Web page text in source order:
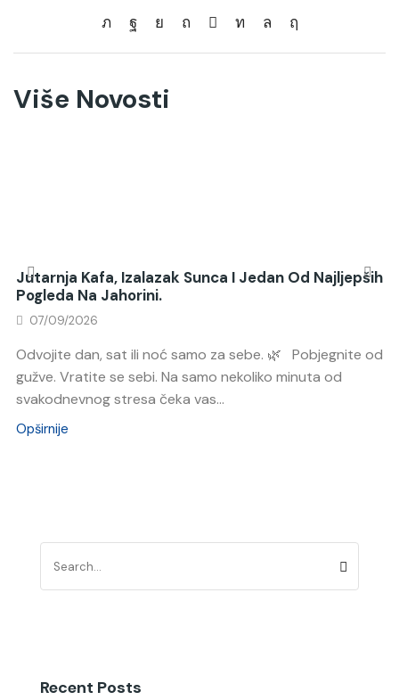
Više Novosti
Jutarnja Kafa, Izalazak Sunca I Jedan Od Najljepših
Pogleda Na Jahorini.
07/09/2026
Odvojite dan, sat ili noć samo za sebe. 🌿 Pobjegnite od
gužve. Vratite se sebi. Na samo nekoliko minuta od
svakodnevnog stresa čeka vas...
Opširnije
Recent Posts